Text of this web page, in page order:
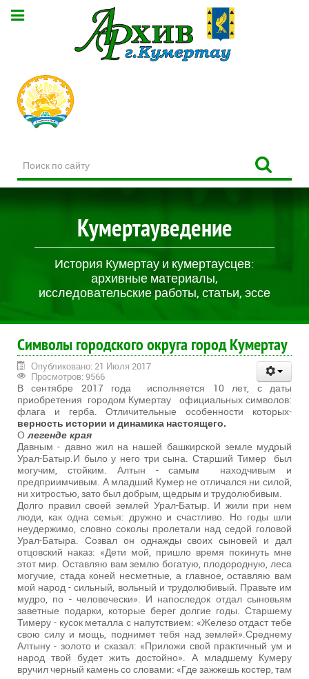
по
сайту
Кумертауведение
История Кумертау и кумертаусцев:
архивные материалы,
исследовательские работы, статьи, эссе
Символы городского округа город Кумертау
Опубликовано: 21 Июля 2017
Просмотров: 9566
В сентябре 2017 года исполняется 10 лет, с даты
приобретения городом Кумертау официальных символов:
флага и герба. Отличительные особенности которых-
верность истории и динамика настоящего.
Олегенде края
Давным - давно жил на нашей башкирской земле мудрый
Урал-Батыр.И было у него три сына. Старший Тимер был
могучим, стойким. Алтын - самым находчивым и
предприимчивым. А младший Кумер не отличался ни силой,
ни хитростью, зато был добрым, щедрым и трудолюбивым.
Долго правил своей землей Урал-Батыр. И жили при нем
люди, как одна семья: дружно и счастливо. Но годы шли
неудержимо, словно соколы пролетали над седой головой
Урал-Батыра. Созвал он однажды своих сыновей и дал
отцовский наказ: «Дети мой, пришло время покинуть мне
этот мир. Оставляю вам землю богатую, плодородную, леса
могучие, стада коней несметные, а главное, оставляю вам
мой народ - сильный, вольный и трудолюбивый. Правьте им
мудро, по - человечески». И напоследок отдал сыновьям
заветные подарки, которые берег долгие годы. Старшему
Тимеру - кусок металла с напутствием: «Железо отдаст тебе
свою силу и мощь, поднимет тебя над землей».Среднему
Алтыну - золото и сказал: «Приложи свой практичный ум и
народ твой будет жить достойно». А младшему Кумеру
вручил черный камень со словами: «Где зажжешь костер, там